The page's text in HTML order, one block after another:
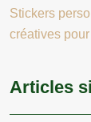
Stickers
créatives
Articles